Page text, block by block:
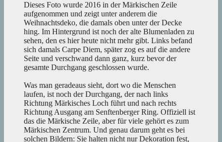
Dieses Foto wurde 2016 in der Märkischen Zeile
aufgenommen und zeigt unter anderem die
Weihnachtsdeko, die damals oben unter der Decke
hing. Im Hintergrund ist noch der alte Blumenladen zu
sehen, den es hier heute nicht mehr gibt. Links befand
sich damals Carpe Diem, später zog es auf die andere
Seite und verschwand dann ganz, kurz bevor der
gesamte Durchgang geschlossen wurde.
Was man geradeaus sieht, dort wo die Menschen
laufen, ist noch der Durchgang, der nach links
Richtung Märkisches Loch führt und nach rechts
Richtung Ausgang am Senftenberger Ring. Offiziell ist
das die Märkische Zeile, aber für viele gehört es zum
Märkischen Zentrum. Und genau darum geht es bei
solchen Bildern: Sie halten nicht nur Dekoration fest,